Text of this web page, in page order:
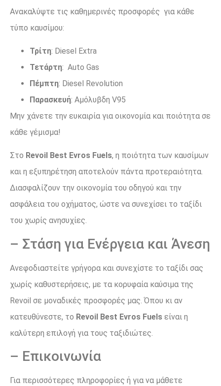
Ανακαλύψτε τις καθημερινές προσφορές για κάθε
τύπο καυσίμου:
Τρίτη: Diesel Extra
Τετάρτη: Auto Gas
Πέμπτη: Diesel Revolution
Παρασκευή: Αμόλυβδη V95
Μην χάνετε την ευκαιρία για οικονομία και ποιότητα σε
κάθε γέμισμα!
Στο Revoil Best Evros Fuels, η ποιότητα των καυσίμων
και η εξυπηρέτηση αποτελούν πάντα προτεραιότητα.
Διασφαλίζουν την οικονομία του οδηγού και την
ασφάλεια του οχήματος, ώστε να συνεχίσει το ταξίδι
του χωρίς ανησυχίες.
– Στάση για Ενέργεια και Άνεση
Ανεφοδιαστείτε γρήγορα και συνεχίστε το ταξίδι σας
χωρίς καθυστερήσεις, με τα κορυφαία καύσιμα της
Revoil σε μοναδικές προσφορές μας. Όπου κι αν
κατευθύνεστε, το Revoil Best Evros Fuels είναι η
καλύτερη επιλογή για τους ταξιδιώτες.
– Επικοινωνία
Για περισσότερες πληροφορίες ή για να μάθετε